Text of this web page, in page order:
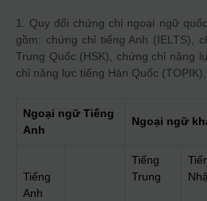
1. Quy đổi chứng chỉ ngoại ngữ
gồm: chứng chỉ tiếng Anh (IELTS),
Trung Quốc (HSK), chứng chỉ năng
chỉ năng lực tiếng Hàn Quốc
Ngoại ngữ Tiếng
Anh
Ngoại ngữ
Tiếng
Anh
Tiếng
Trung